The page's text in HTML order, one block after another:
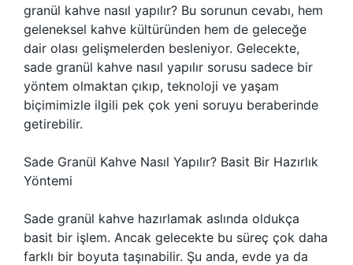
granül kahve nasıl yapılır? Bu sorunun cevabı, hem
geleneksel kahve kültüründen hem de geleceğe
dair olası gelişmelerden besleniyor. Gelecekte,
sade granül kahve nasıl yapılır sorusu sadece bir
yöntem olmaktan çıkıp, teknoloji ve yaşam
biçimimizle ilgili pek çok yeni soruyu beraberinde
getirebilir.
Sade Granül Kahve Nasıl Yapılır? Basit Bir Hazırlık
Yöntemi
Sade granül kahve hazırlamak aslında oldukça
basit bir işlem. Ancak gelecekte bu süreç çok daha
farklı bir boyuta taşınabilir. Şu anda, evde ya da